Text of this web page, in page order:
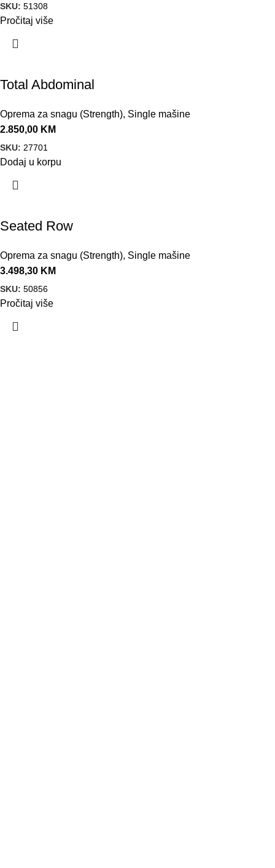
SKU: 51308
Pročitaj više
Total Abdominal
Oprema za snagu (Strength), Single mašine
2.850,00 KM
SKU: 27701
Dodaj u korpu
Seated Row
Oprema za snagu (Strength), Single mašine
3.498,30 KM
SKU: 50856
Pročitaj više